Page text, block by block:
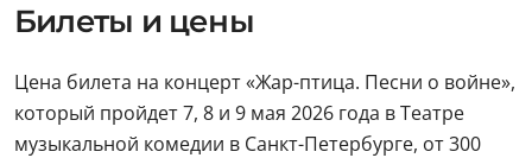
Билеты и цены
Цена билета на концерт «Жар-птица. Песни о войне»,
который пройдет 7, 8 и 9 мая 2026 года в Театре
музыкальной комедии в Санкт-Петербурге, от 300